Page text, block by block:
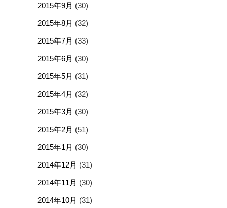
2015年9月 (30)
2015年8月 (32)
2015年7月 (33)
2015年6月 (30)
2015年5月 (31)
2015年4月 (32)
2015年3月 (30)
2015年2月 (51)
2015年1月 (30)
2014年12月 (31)
2014年11月 (30)
2014年10月 (31)